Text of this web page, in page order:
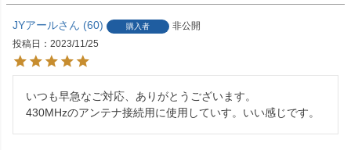
JYアール 60 購入者
非公開
投稿日
2023/11/25
いつも早急なご対応、ありがとうございます。
430MHzのアンテナ接続用に使用していす。いい感じです。